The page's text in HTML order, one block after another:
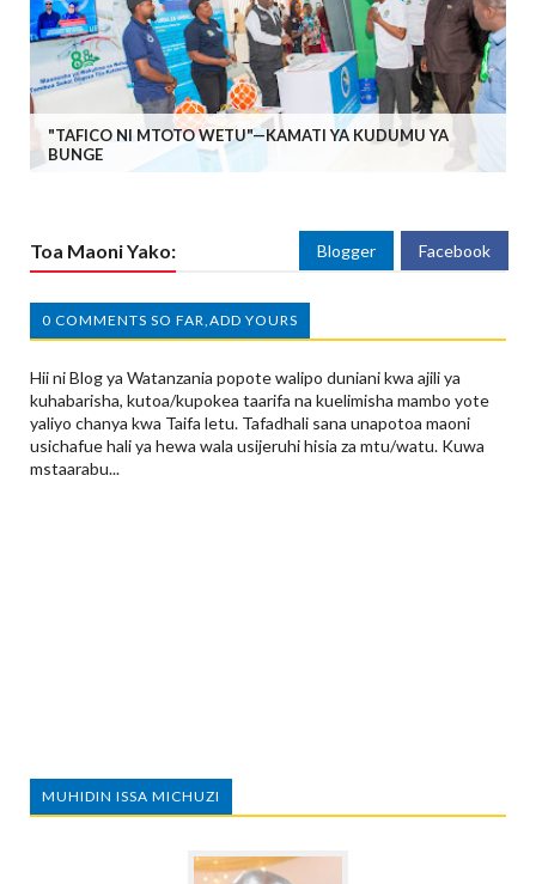
"TAFICO NI MTOTO WETU"—KAMATI YA KUDUMU YA
BUNGE
Toa Maoni Yako: Blogger Facebook
0 COMMENTS SO FAR,ADD YOURS
Hii ni Blog ya Watanzania popote walipo duniani kwa ajili ya
kuhabarisha, kutoa/kupokea taarifa na kuelimisha mambo yote
yaliyo chanya kwa Taifa letu. Tafadhali sana unapotoa maoni
usichafue hali ya hewa wala usijeruhi hisia za mtu/watu. Kuwa
mstaarabu...
MUHIDIN ISSA MICHUZI